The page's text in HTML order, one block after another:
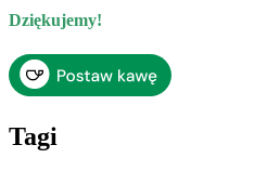
Dziękujemy!
Tagi